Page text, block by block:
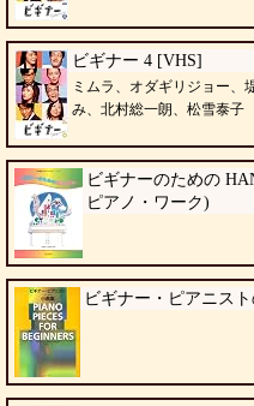
ビギナー 4 [VHS]
ミムラ、オダギリジョー、
み、北村総一朗、松雪泰子
ビギナーのための
ピアノ・ワーク)
ビギナー・ピアニス